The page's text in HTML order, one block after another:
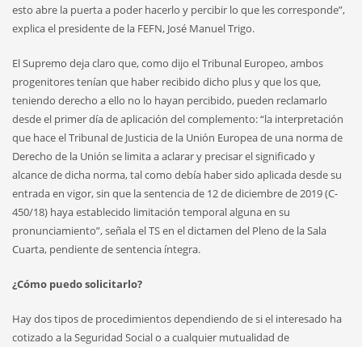
esto abre la puerta a poder hacerlo y percibir lo que les corresponde”,
explica el presidente de la FEFN, José Manuel Trigo.
El Supremo deja claro que, como dijo el Tribunal Europeo, ambos
progenitores tenían que haber recibido dicho plus y que los que,
teniendo derecho a ello no lo hayan percibido, pueden reclamarlo
desde el primer día de aplicación del complemento: “la interpretación
que hace el Tribunal de Justicia de la Unión Europea de una norma de
Derecho de la Unión se limita a aclarar y precisar el significado y
alcance de dicha norma, tal como debía haber sido aplicada desde su
entrada en vigor, sin que la sentencia de 12 de diciembre de 2019 (C-
450/18) haya establecido limitación temporal alguna en su
pronunciamiento”, señala el TS en el dictamen del Pleno de la Sala
Cuarta, pendiente de sentencia íntegra.
¿Cómo puedo solicitarlo?
Hay dos tipos de procedimientos dependiendo de si el interesado ha
cotizado a la Seguridad Social o a cualquier mutualidad de